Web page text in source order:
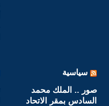
سياسية
صور .. الملك محمد
السادس بمقر الاتحاد